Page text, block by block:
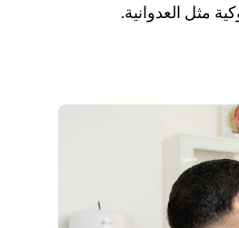
مثل العدوانية.